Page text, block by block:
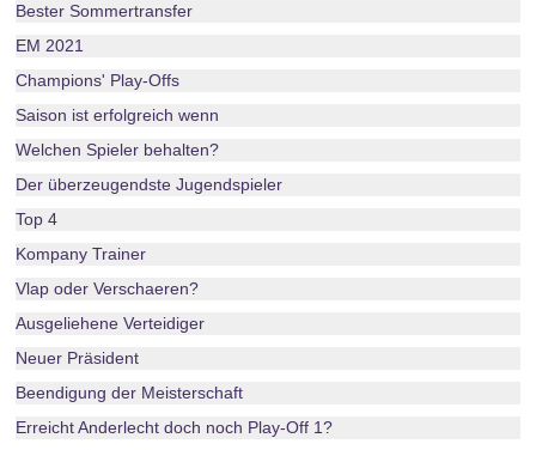
Bester Sommertransfer
EM 2021
Champions' Play-Offs
Saison ist erfolgreich wenn
Welchen Spieler behalten?
Der überzeugendste Jugendspieler
Top 4
Kompany Trainer
Vlap oder Verschaeren?
Ausgeliehene Verteidiger
Neuer Präsident
Beendigung der Meisterschaft
Erreicht Anderlecht doch noch Play-Off 1?